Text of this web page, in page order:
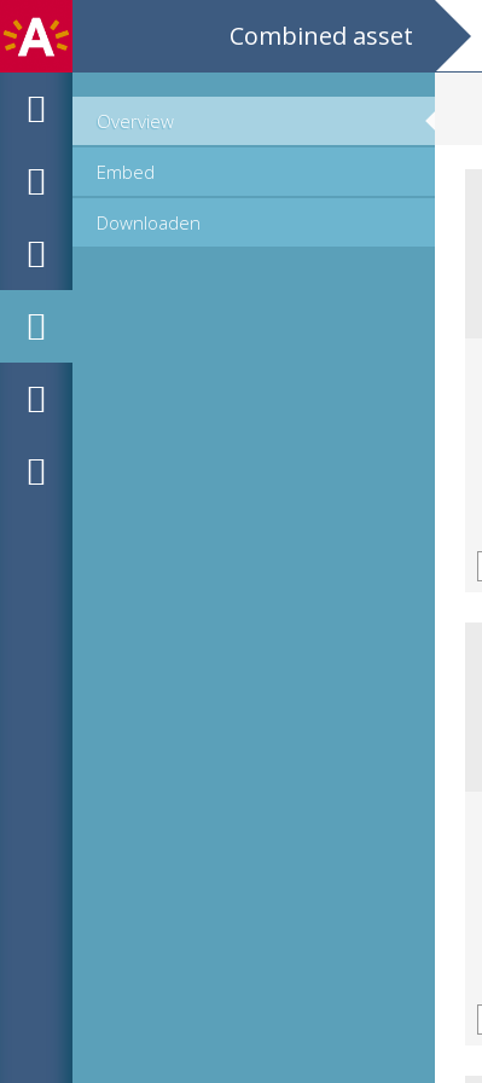
Combined asset
Overview
Embed
Downloaden